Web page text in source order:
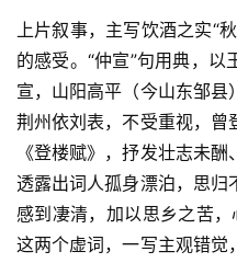
上片叙事，主写饮酒之实“
的感受。“仲宣”句用典，
宣，山阳高平（今山东邹县
荆州依刘表，不受重视，曾
《登楼赋》，抒发壮志未
透露出词人孤身漂泊，思归
感到凄清，加以思乡之苦，
这两个虚词，一写主观错觉